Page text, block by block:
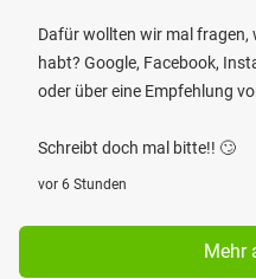
Dafür wollten wir mal fragen,
habt? Google, Facebook,
oder über eine Empfehlung
Schreibt doch mal bitte!! 🙄
vor 6 Stunden
Mehr